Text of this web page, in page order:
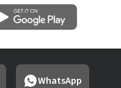
WhatsApp